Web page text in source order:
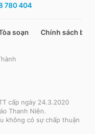
780 404
soạn Chính sách bảo
cấp ngày 24.3.2020
Thanh Niên.
không có sự chấp thuận